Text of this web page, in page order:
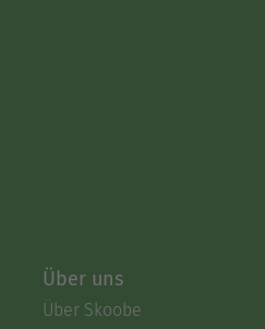
Über uns
Über Skoobe